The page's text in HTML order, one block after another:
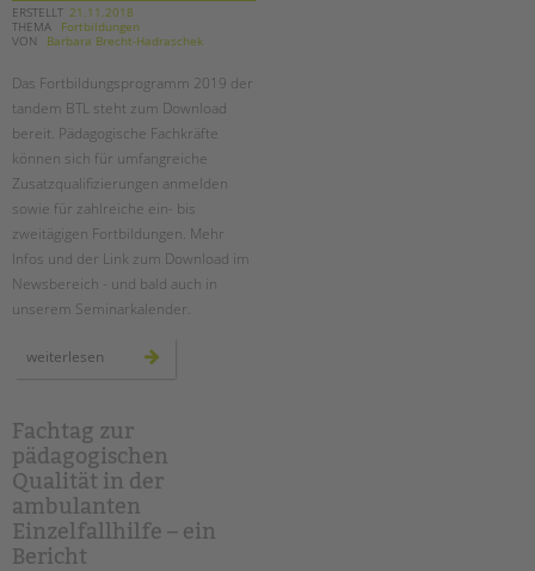
ERSTELLT 21.11.2018
THEMA
Fortbildungen
VON
Barbara Brecht-Hadraschek
Das Fortbildungsprogramm 2019 der
tandem BTL steht zum Download
bereit. Pädagogische Fachkräfte
können sich für umfangreiche
Zusatzqualifizierungen anmelden
sowie für zahlreiche ein- bis
zweitägigen Fortbildungen. Mehr
Infos und der Link zum Download im
Newsbereich - und bald auch in
unserem Seminarkalender.
weiterlesen
programm
erschienen
Fachtag zur
pädagogischen
Qualität in der
ambulanten
Einzelfallhilfe – ein
Bericht